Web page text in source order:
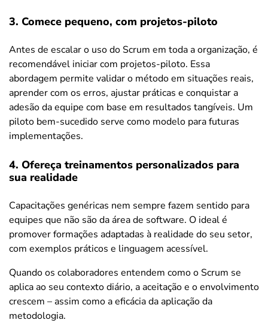
3. Comece pequeno, com projetos-piloto
Antes de escalar o uso do Scrum em toda a organização, é
recomendável iniciar com projetos-piloto. Essa
abordagem permite validar o método em situações reais,
aprender com os erros, ajustar práticas e conquistar a
adesão da equipe com base em resultados tangíveis. Um
piloto bem-sucedido serve como modelo para futuras
implementações.
4. Ofereça treinamentos personalizados para
sua realidade
Capacitações genéricas nem sempre fazem sentido para
equipes que não são da área de software. O ideal é
promover formações adaptadas à realidade do seu setor,
com exemplos práticos e linguagem acessível.
Quando os colaboradores entendem como o Scrum se
aplica ao seu contexto diário, a aceitação e o envolvimento
crescem – assim como a eficácia da aplicação da
metodologia.